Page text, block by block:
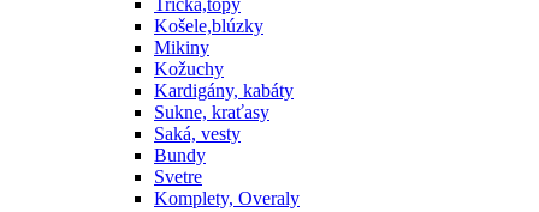
Košele,blúzky
Mikiny
Kožuchy
Kardigány, kabáty
Sukne, kraťasy
Saká, vesty
Bundy
Svetre
Komplety, Overaly